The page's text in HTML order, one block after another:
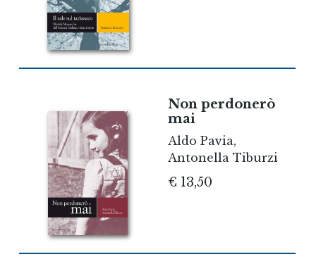
Non perdonerò
mai
Aldo Pavia,
Antonella Tiburzi
€ 13,50